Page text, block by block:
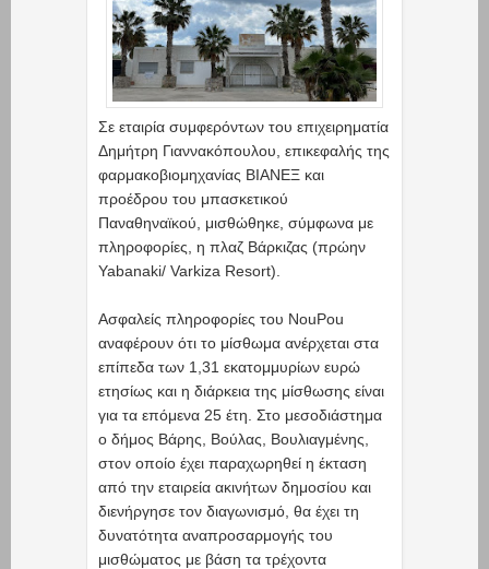
Σε εταιρία συμφερόντων του επιχειρηματία
Δημήτρη Γιαννακόπουλου, επικεφαλής της
φαρμακοβιομηχανίας ΒΙΑΝΕΞ και
προέδρου του μπασκετικού
Παναθηναϊκού, μισθώθηκε, σύμφωνα με
πληροφορίες, η πλαζ Βάρκιζας (πρώην
Yabanaki/ Varkiza Resort).
Ασφαλείς πληροφορίες του NouPou
αναφέρουν ότι το μίσθωμα ανέρχεται στα
επίπεδα των 1,31 εκατομμυρίων ευρώ
ετησίως και η διάρκεια της μίσθωσης είναι
για τα επόμενα 25 έτη. Στο μεσοδιάστημα
ο δήμος Βάρης, Βούλας, Βουλιαγμένης,
στον οποίο έχει παραχωρηθεί η έκταση
από την εταιρεία ακινήτων δημοσίου και
διενήργησε τον διαγωνισμό, θα έχει τη
δυνατότητα αναπροσαρμογής του
μισθώματος με βάση τα τρέχοντα